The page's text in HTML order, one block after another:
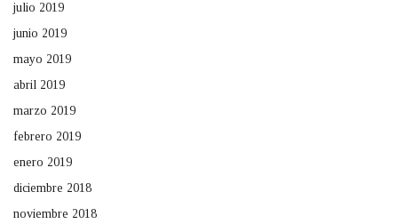
julio 2019
junio 2019
mayo 2019
abril 2019
marzo 2019
febrero 2019
enero 2019
diciembre 2018
noviembre 2018